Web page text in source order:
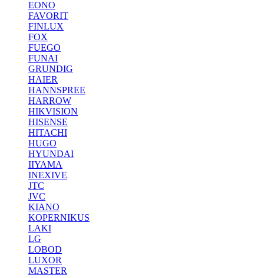
EONO
FAVORIT
FINLUX
FOX
FUEGO
FUNAI
GRUNDIG
HAIER
HANNSPREE
HARROW
HIKVISION
HISENSE
HITACHI
HUGO
HYUNDAI
IIYAMA
INEXIVE
JTC
JVC
KIANO
KOPERNIKUS
LAKI
LG
LOBOD
LUXOR
MASTER